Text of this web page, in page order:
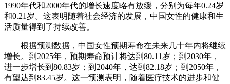
1990年代和2000年代的增长速度略有放缓，分别为每年0.24岁
和0.21岁。这表明随着社会经济的发展，中国女性的健康和生
活质量得到了持续改善。
根据预测数据，中国女性预期寿命在未来几十年内将继续
增长。到2025年，预期寿命预计将达到80.11岁；到2030年，
进一步增长到80.83岁；到2040年，达到82.18岁；到2050年，
有望达到83.45岁。这一预测表明，随着医疗技术的进步和健